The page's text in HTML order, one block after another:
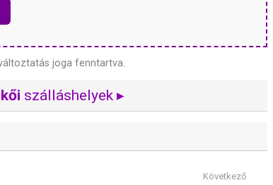
joga fenntartva.
szálláshelyek ▸
Következő